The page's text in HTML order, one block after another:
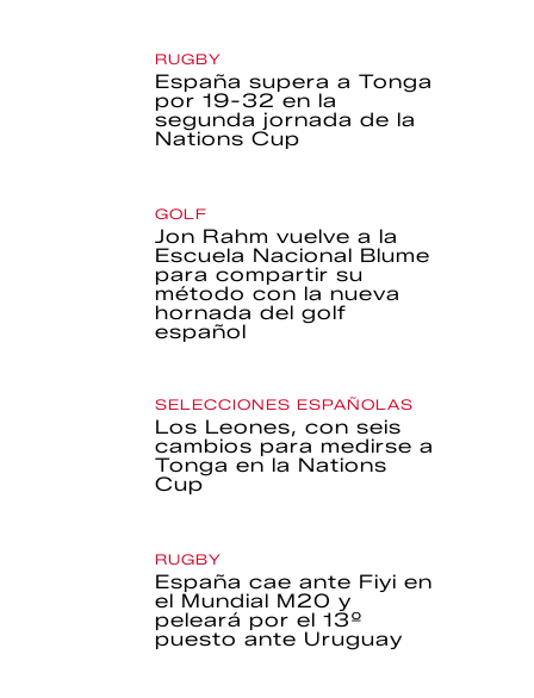
RUGBY
España supera a Tonga
por 19-32 en la
segunda jornada de la
Nations Cup
GOLF
Jon Rahm vuelve a la
Escuela Nacional Blume
para compartir su
método con la nueva
hornada del golf
español
SELECCIONES ESPAÑOLAS
Los Leones, con seis
cambios para medirse a
Tonga en la Nations
Cup
RUGBY
España cae ante Fiyi en
el Mundial M20 y
peleará por el 13º
puesto ante Uruguay